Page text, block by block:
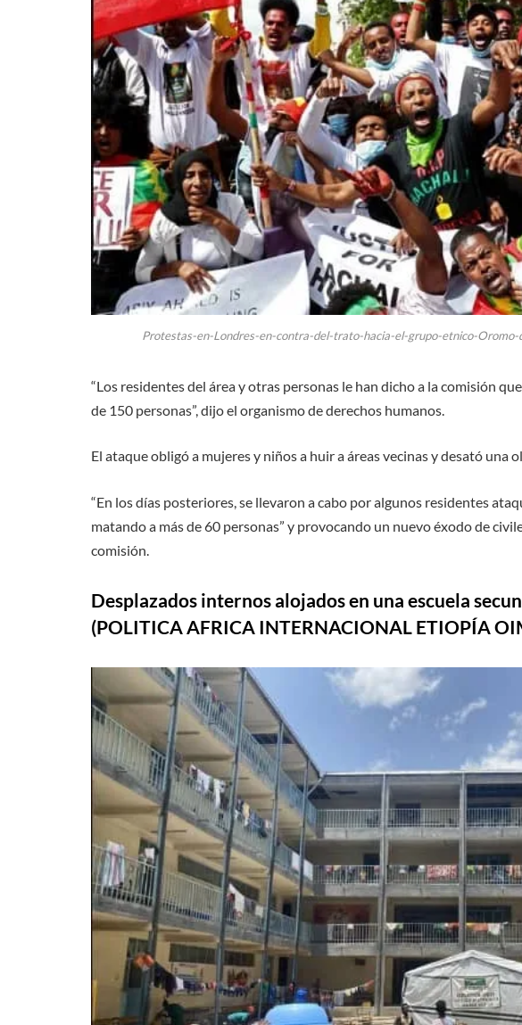
Protestas-en-Londres-en-contra-del-trato-hacia-el-grupo-etnico-Oromo-
“Los residentes del área y otras personas le han dicho a la comisión
de 150 personas”, dijo el organismo de derechos humanos.
El ataque obligó a mujeres y niños a huir a áreas vecinas y desató una
“En los días posteriores, se llevaron a cabo por algunos residentes
matando a más de 60 personas” y provocando un nuevo éxodo de
comisión.
Desplazados internos alojados en una escuela
(POLITICA AFRICA INTERNACIONAL ETIOPÍA